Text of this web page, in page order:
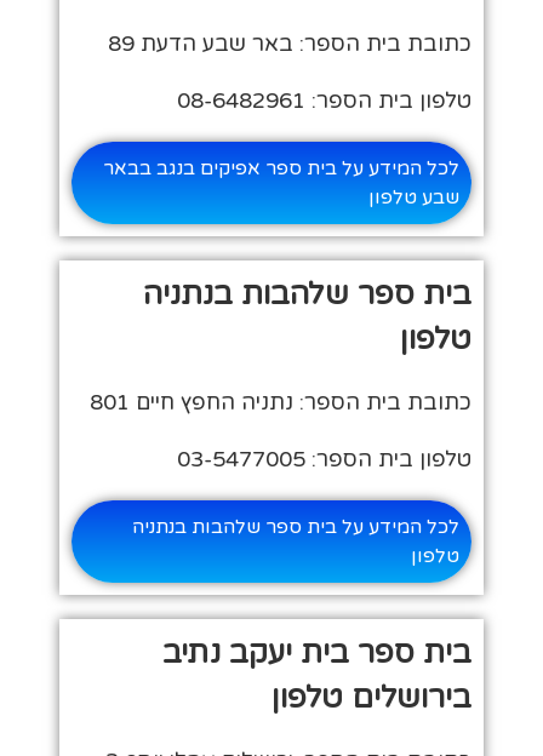
כתובת בית הספר: באר שבע הדעת 89
טלפון בית הספר: 08-6482961
לכל המידע על בית ספר אפיקים בנגב בבאר
שבע טלפון
בית ספר שלהבות בנתניה
טלפון
כתובת בית הספר: נתניה החפץ חיים 801
טלפון בית הספר: 03-5477005
לכל המידע על בית ספר שלהבות בנתניה
טלפון
בית ספר בית יעקב נתיב
בירושלים טלפון